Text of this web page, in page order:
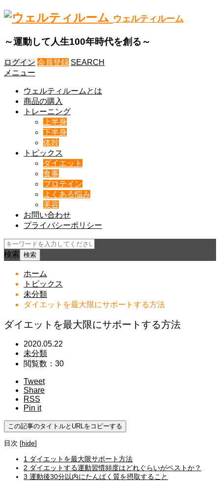
ウェルティルーム
～運動して人生100年時代を創る～
ログイン 会員登録 SEARCH
メニュー
ウェルティルームとは
商品の購入
トレーニング
上半身
下半身
体幹
トピックス
ダイエット
食事
プロテイン
よくある悩み
美容
お問い合わせ
プライバシーポリシー
検索
ホーム
トピックス
未分類
ダイエットを最大限にサポートする方法
ダイエットを最大限にサポートする方法
2020.05.22
未分類
閲覧数：30
Tweet
Share
RSS
Pin it
この記事のタイトルとURLをコピーする
目次 [hide]
1 ダイエットを最大限サポート方法
2 ダイエットする運動習慣頻度はどれぐらいがベストか？
3 運動後30分以内にたんぱく質を摂取すること